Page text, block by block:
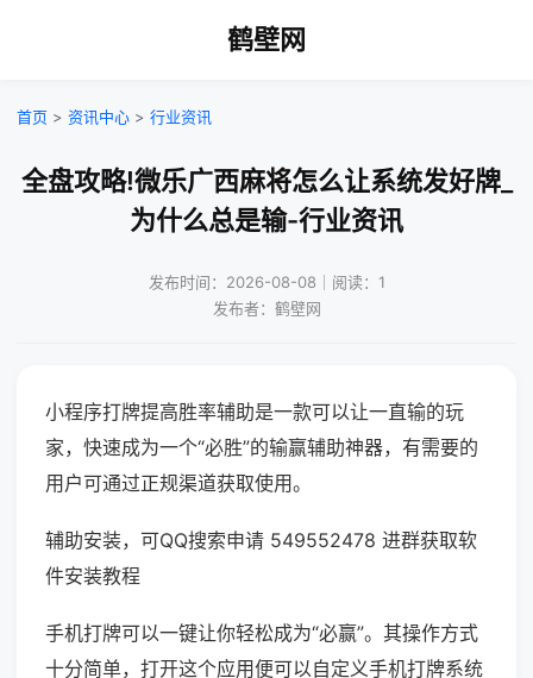
鹤壁网
首页 > 资讯中心 > 行业资讯
全盘攻略!微乐广西麻将怎么让系统发好牌_
为什么总是输-行业资讯
发布时间：2026-08-08｜阅读：1
发布者：鹤壁网
小程序打牌提高胜率辅助是一款可以让一直输的玩
家，快速成为一个“必胜”的输赢辅助神器，有需要的
用户可通过正规渠道获取使用。
辅助安装，可QQ搜索申请 549552478 进群获取软
件安装教程
手机打牌可以一键让你轻松成为“必赢”。其操作方式
十分简单，打开这个应用便可以自定义手机打牌系统